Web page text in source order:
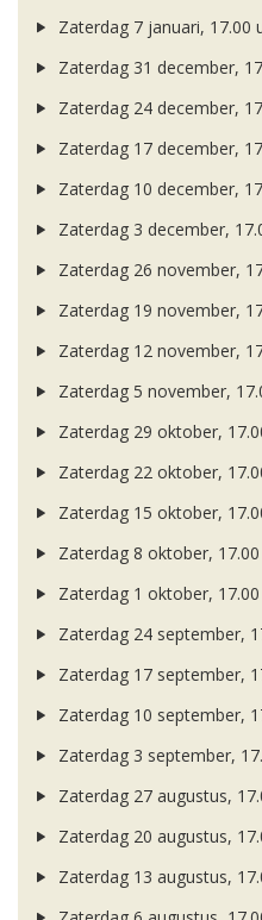
Zaterdag 7 januari, 17.00
Zaterdag 31 december,
Zaterdag 24 december,
Zaterdag 17 december,
Zaterdag 10 december,
Zaterdag 3 december,
Zaterdag 26 november,
Zaterdag 19 november,
Zaterdag 12 november,
Zaterdag 5 november,
Zaterdag 29 oktober,
Zaterdag 22 oktober,
Zaterdag 15 oktober,
Zaterdag 8 oktober,
Zaterdag 1 oktober,
Zaterdag 24 september,
Zaterdag 17 september,
Zaterdag 10 september,
Zaterdag 3 september,
Zaterdag 27 augustus,
Zaterdag 20 augustus,
Zaterdag 13 augustus,